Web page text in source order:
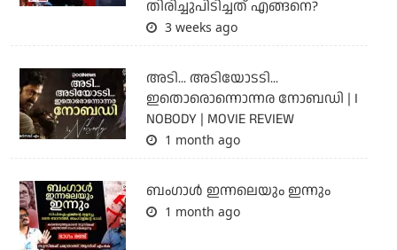
തിരിച്ചുപിടിച്ചത് എങ്ങനെ?
3 weeks ago
അടി... അടിയോടടി...
ഇതൊരൊന്നൊന്നര നോബഡി | I
NOBODY | MOVIE REVIEW
1 month ago
ബംഗാള്‍ ഇന്നലെയും ഇന്നും
1 month ago